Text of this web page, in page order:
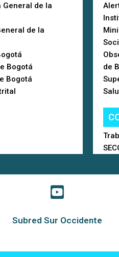
de la
de la
Bogotá
Bogotá
de
Subred Sur Occidente